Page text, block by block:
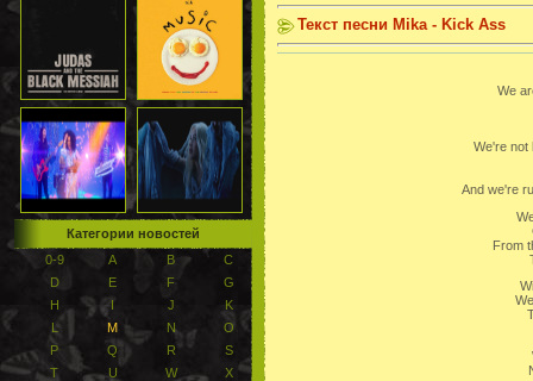
Категории новостей
0-9
A B
C
D
E F
G
H
I J
K
L
M N
O
P
Q R
S
T
U W
X
Текст песни Mika - Kick Ass
We
We're not
And we're
From